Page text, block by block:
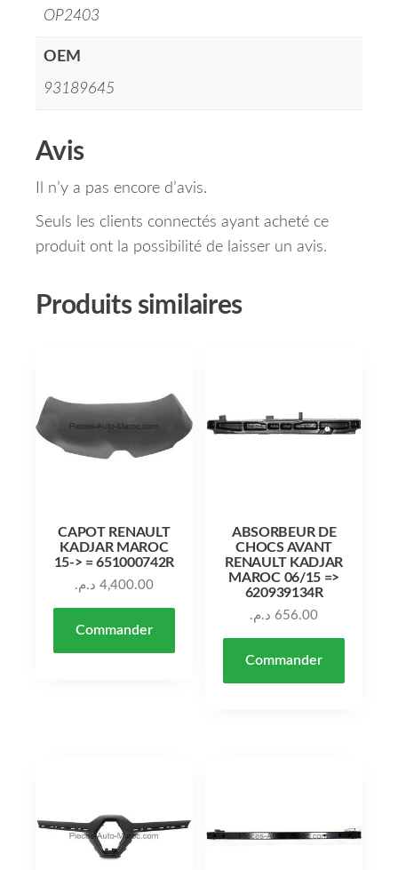
OP2403
OEM
93189645
Avis
Il n’y a pas encore d’avis.
Seuls les clients connectés ayant acheté ce
produit ont la possibilité de laisser un avis.
Produits similaires
CAPOT RENAULT
KADJAR MAROC
15-> = 651000742R
4,400.00 د.م.
Commander
ABSORBEUR DE
CHOCS AVANT
RENAULT KADJAR
MAROC 06/15 =>
620939134R
656.00 د.م.
Commander